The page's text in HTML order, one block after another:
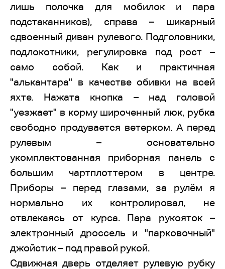
лишь полочка для мобилок и пара
подстаканников), справа – шикарный
сдвоенный диван рулевого. Подголовники,
подлокотники, регулировка под рост –
само собой. Как и практичная
"алькантара" в качестве обивки на всей
яхте. Нажата кнопка – над головой
"уезжает" в корму широченный люк, рубка
свободно продувается ветерком. А перед
рулевым – основательно
укомплектованная приборная панель с
большим чартплоттером в центре.
Приборы – перед глазами, за рулём я
нормально их контролировал, не
отвлекаясь от курса. Пара рукояток –
электронный дроссель и "парковочный"
джойстик – под правой рукой.
Сдвижная дверь отделяет рулевую рубку